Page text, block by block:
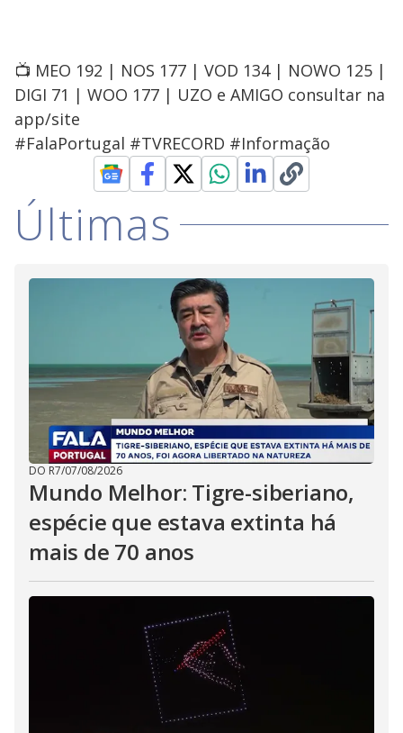
📺 MEO 192 | NOS 177 | VOD 134 | NOWO 125 |
DIGI 71 | WOO 177 | UZO e AMIGO consultar na
app/site
#FalaPortugal #TVRECORD #Informação
Últimas
DO R7/07/08/2026
Mundo Melhor: Tigre-siberiano,
espécie que estava extinta há
mais de 70 anos